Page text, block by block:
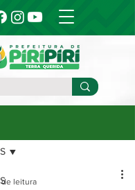
de leitura